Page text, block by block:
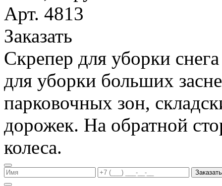
Арт. 4813
Заказать
Скрепер для уборки
для уборки больших
парковочных зон,
дорожек. На обратной
колеса.
Заказать